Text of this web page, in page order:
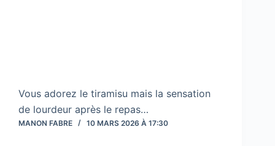
Vous adorez le tiramisu mais la sensation
de lourdeur après le repas…
MANON FABRE 10 MARS 2026 À 17:30